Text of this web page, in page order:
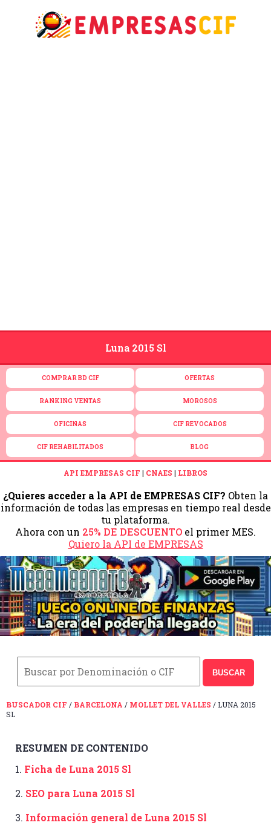
Luna 2015 Sl
COMPRAR BD CIF OFERTAS
RANKING VENTAS MOROSOS
OFICINAS CIF REVOCADOS
CIF REHABILITADOS BLOG
API EMPRESAS CIF | CNAES | LIBROS
¿Quieres acceder a la API de EMPRESAS CIF? Obten la
información de todas las empresas en tiempo real desde
tu plataforma.
Ahora con un 25% DE DESCUENTO el primer MES.
Quiero la API de EMPRESAS
BUSCAR
BUSCADOR CIF / BARCELONA / MOLLET DEL VALLES / LUNA 2015
SL
RESUMEN DE CONTENIDO
1. Ficha de Luna 2015 Sl
2. SEO para Luna 2015 Sl
3. Información general de Luna 2015 Sl